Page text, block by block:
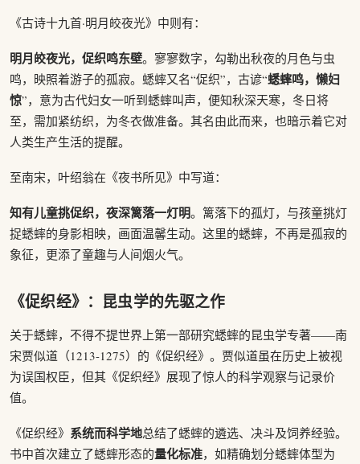
《古诗十九首·明月皎夜光》中则有：
明月皎夜光，促织鸣东壁。寥寥数字，勾勒出秋夜的月色与虫
鸣，映照着游子的孤寂。蟋蟀又名“促织”，古谚“蟋蟀鸣，懒妇
惊”，意为古代妇女一听到蟋蟀叫声，便知秋深天寒，冬日将
至，需加紧纺织，为冬衣做准备。其名由此而来，也暗示着它对
人类生产生活的提醒。
至南宋，叶绍翁在《夜书所见》中写道：
知有儿童挑促织，夜深篱落一灯明。篱落下的孤灯，与孩童挑灯
捉蟋蟀的身影相映，画面温馨生动。这里的蟋蟀，不再是孤寂的
象征，更添了童趣与人间烟火气。
《促织经》：昆虫学的先驱之作
关于蟋蟀，不得不提世界上第一部研究蟋蟀的昆虫学专著——南
宋贾似道（1213-1275）的《促织经》。贾似道虽在历史上被视
为误国权臣，但其《促织经》展现了惊人的科学观察与记录价
值。
《促织经》 系统而科学地总结了蟋蟀的遴选、决斗及饲养经验。
书中首次建立了蟋蟀形态的量化标准，如精确划分蟋蟀体型为